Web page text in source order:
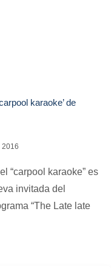
karaoke’ de
2016
“carpool karaoke” es
invitada del
“The Late late